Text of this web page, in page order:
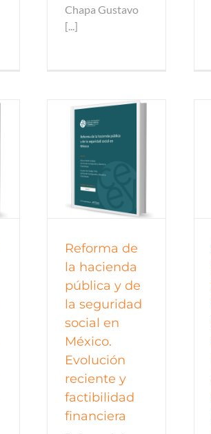
Chapa Gustavo
[...]
trabajo
Reforma de
la hacienda
pública y de
la seguridad
social en
México.
Evolución
reciente y
factibilidad
financiera
Documentos de trabajo
Documentos de trabajo